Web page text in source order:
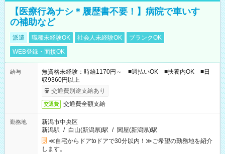
【医療行為ナシ＊履歴書不要！】病院で車いす
の補助など
派遣 職種未経験OK 社会人未経験OK
ブランクOK
WEB登録・面接OK
給与
無資格未経験：時給1170円～ ■週払いOK ■扶養内OK ■日
収9360円以上
交通費別途支給あり
交通費 交通費全額支給
勤務地
新潟市中央区
新潟駅 / 白山(新潟県)駅 / 関屋(新潟県)駅
≪自宅からドアtoドアで30分以内！≫ご希望の勤務地を紹介
します。